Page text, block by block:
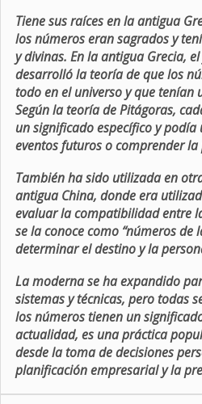
Tiene sus raíces en la antigua
los números eran sagrados y
y divinas. En la antigua Grecia,
desarrolló la teoría de que los
todo en el universo y que tenían
Según la teoría de Pitágoras,
un significado específico y
eventos futuros o comprender
También ha sido utilizada en
antigua China, donde era
evaluar la compatibilidad entre
se la conoce como “números de
determinar el destino y la
La moderna se ha expandido
sistemas y técnicas, pero todas
los números tienen un
actualidad, es una práctica
desde la toma de decisiones
planificación empresarial y la